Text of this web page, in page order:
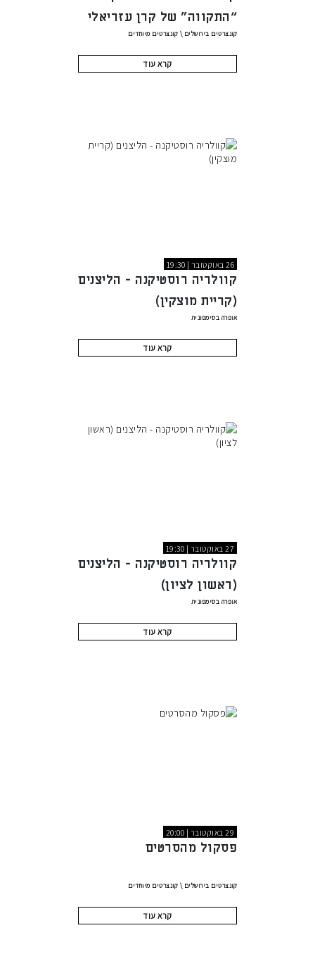
“התקווה” של קרן עזריאלי
קונצרטים בירושלים \ קונצרטים מיוחדים
קרא עוד
26 באוקטובר | 19:30
קוולריה רוסטיקנה - הליצנים
(קריית מוצקין)
אופרה בסימפונית
קרא עוד
27 באוקטובר | 19:30
קוולריה רוסטיקנה - הליצנים
(ראשון לציון)
אופרה בסימפונית
קרא עוד
29 באוקטובר | 20:00
פסקול מהסרטים
קונצרטים בירושלים \ קונצרטים מיוחדים
קרא עוד